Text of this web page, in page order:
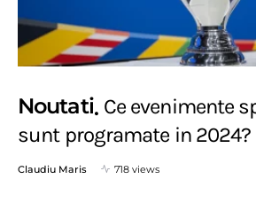
Noutati Ce evenimente
sunt programate in 2024?
Claudiu Maris 718 views